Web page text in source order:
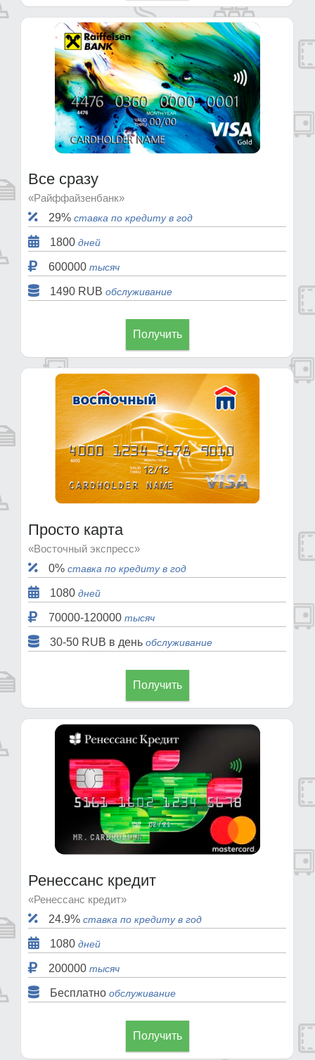
Все сразу
«Райффайзенбанк»
29% ставка по кредиту в год
1800 дней
600000 тысяч
1490 RUB обслуживание
Получить
Просто карта
«Восточный экспресс»
0% ставка по кредиту в год
1080 дней
70000-120000 тысяч
30-50 RUB в день обслуживание
Получить
Ренессанс кредит
«Ренессанс кредит»
24.9% ставка по кредиту в год
1080 дней
200000 тысяч
Бесплатно обслуживание
Получить